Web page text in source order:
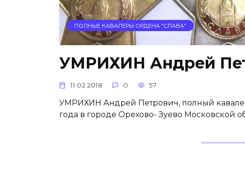
ПОЛНЫЕ КАВАЛЕРЫ ОРДЕНА "СЛАВА"
УМРИХИН Андрей
11.02.2018 0 57
УМРИХИН Андрей Петрович, полный
года в городе Орехово- Зуево Московской